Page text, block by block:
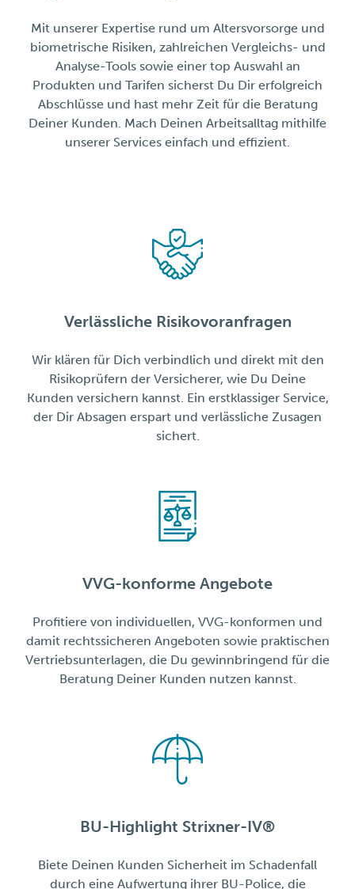
Mit unserer Expertise rund um Altersvorsorge und
biometrische Risiken, zahlreichen Vergleichs- und
Analyse-Tools sowie einer top Auswahl an
Produkten und Tarifen sicherst Du Dir erfolgreich
Abschlüsse und hast mehr Zeit für die Beratung
Deiner Kunden. Mach Deinen Arbeitsalltag mithilfe
unserer Services einfach und effizient.
Verlässliche Risikovoranfragen
Wir klären für Dich verbindlich und direkt mit den
Risikoprüfern der Versicherer, wie Du Deine
Kunden versichern kannst. Ein erstklassiger Service,
der Dir Absagen erspart und verlässliche Zusagen
sichert.
VVG-konforme Angebote
Profitiere von individuellen, VVG-konformen und
damit rechtssicheren Angeboten sowie praktischen
Vertriebsunterlagen, die Du gewinnbringend für die
Beratung Deiner Kunden nutzen kannst.
BU-Highlight Strixner-IV®
Biete Deinen Kunden Sicherheit im Schadenfall
durch eine Aufwertung ihrer BU-Police, die